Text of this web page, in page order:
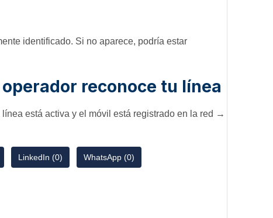
identificado. Si no aparece, podría estar
reconoce tu línea
línea está activa y el móvil está registrado en la red →
LinkedIn (0) WhatsApp (0)